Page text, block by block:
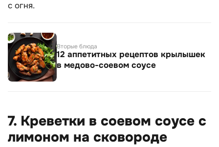
с огня.
Вторые блюда
12 аппетитных рецептов крылышек
в медово-соевом соусе
7. Креветки в соевом соусе с
лимоном на сковороде